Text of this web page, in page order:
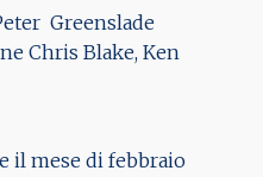
Greenslade
Chris Blake, Ken
il mese di febbraio